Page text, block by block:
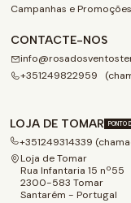
Campanhas e Promoções
CONTACTE-NOS
+351249822959
LOJA DE TOMAR PONTO
+351249314339
Loja de Tomar
Rua Infantaria 15 nº55
2300-583 Tomar
Santarém - Portugal